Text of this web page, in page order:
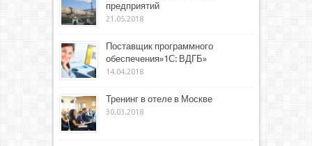
предприятий
21.05.2018
Поставщик программного
обеспечения»1С: ВДГБ»
14.04.2018
Тренинг в отеле в Москве
30.03.2018